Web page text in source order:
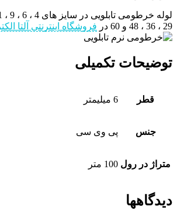
29 ، 36 ، 48 و 60 در
فروشگاه اینترنتی آلتا
توضیحات تکمیلی
قطر 6 میلیمتر
جنس پی وی سی
متراژ در رول 100 متر
دیدگاهها